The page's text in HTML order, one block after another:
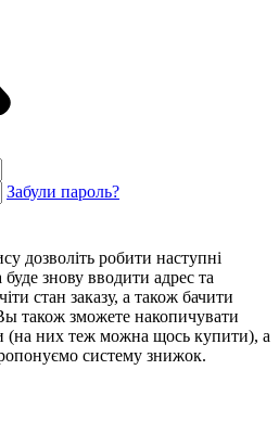
Забули пароль?
дозволіть робити наступні
знову вводити адрес та
стан заказу, а також бачити
також зможете накопичувати
(на них теж можна щось купити), а
систему знижок.